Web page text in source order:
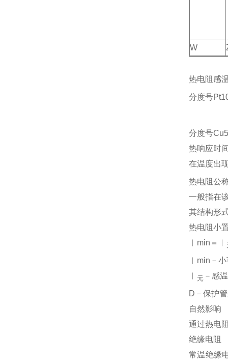
W
热电阻感
分度号
分度号
热响应时
在温度出
热电阻公
一般指在
其结构形
热电阻小
︱min＝︱
︱min－
︱ 元 －感
D－保护
自然影响
通过热电
绝缘电阻
常温绝缘